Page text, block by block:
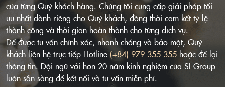
của từng Quý khách hàng. Chúng tôi cung cấp giải pháp tối
ưu nhất dành riêng cho Quý khách, đồng thời cam kết tỷ lệ
thành công và thời gian hoàn thành cho từng dịch vụ.
Để được tư vấn chính xác, nhanh chóng và bảo mật, Quý
khách liên hệ trực tiếp Hotline (+84) 979 355 355 hoặc để lại
thông tin. Đội ngũ với hơn 20 năm kinh nghiệm của SI Group
luôn sẵn sàng để kết nối và tư vấn miễn phí.